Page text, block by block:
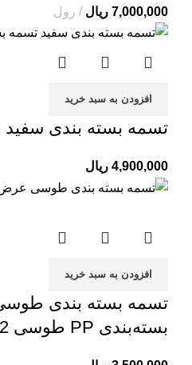
7,000,000 ریال رول
افزودن به سبد خرید
تسمه بسته بندی سفید
4,900,000 ریال
افزودن به سبد خرید
بسته‌بندی PP طوسی 12